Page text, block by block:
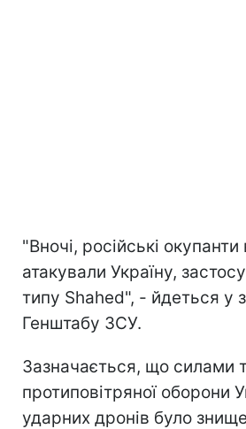
"Вночі, російські
атакували Україну,
типу Shahed", - йдеться у
Генштабу ЗСУ.
Зазначається, що силами
протиповітряної оборони
ударних дронів було